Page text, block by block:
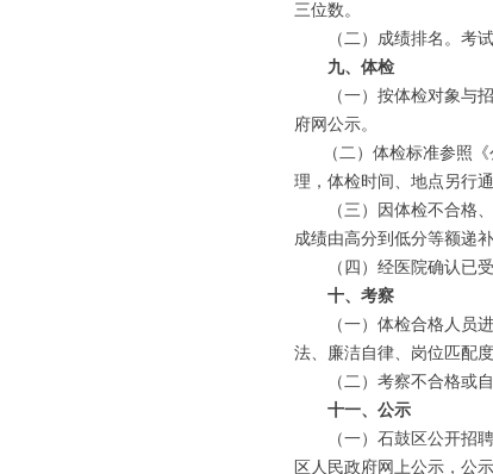
三位数。
（二）成绩排名。考试
九、体检
（一）按体检对象与招
府网公示。
（二）体检标准参照《
理，体检时间、地点另行通
（三）因体检不合格、
成绩由高分到低分等额递补
（四）经医院确认已受
十、考察
（一）体检合格人员进
法、廉洁自律、岗位匹配
（二）考察不合格或自
十一、公示
（一）石鼓区公开招聘
区人民政府网上公示，公